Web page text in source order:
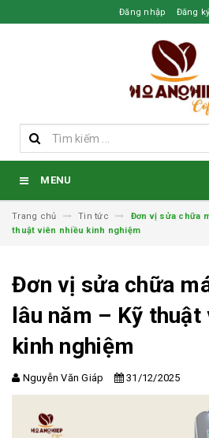
Đăng nhập Đăng ký
MENU
Trang chủ Tin tức
Đơn vị sửa chữa
thuật viên nhiều kinh nghiệm
Đơn vị sửa chữa
lâu năm – Kỹ thuật
kinh nghiệm
Nguyễn Văn Giáp 31/12/2025